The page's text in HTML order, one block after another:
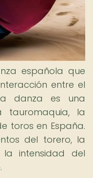
española que
entre el
danza es una
tauromaquia, la
toros en España.
del torero, la
intensidad del